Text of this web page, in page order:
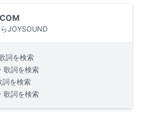
JOYSOUND
詞を検索
歌詞を検索
詞を検索
歌詞を検索